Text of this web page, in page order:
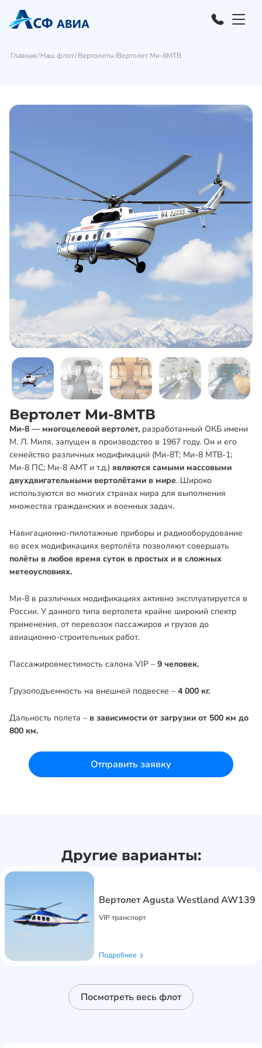
Главная Наш флот Вертолеты Вертолет Ми-8МТВ
Вертолет Ми-8МТВ
Ми-8 — многоцелевой вертолет, разработанный ОКБ имени
М. Л. Миля, запущен в производство в 1967 году. Он и его
семейство различных модификаций (Ми-8Т; Ми-8 МТВ-1;
Ми-8 ПС; Ми-8 АМТ и т.д.) являются самыми массовыми
двухдвигательными вертолётами в мире. Широко
используются во многих странах мира для выполнения
множества гражданских и военных задач.
Навигационно-пилотажные приборы и радиооборудование
во всех модификациях вертолёта позволяют совершать
полёты в любое время суток в простых и в сложных
метеоусловиях.
Ми-8 в различных модификациях активно эксплуатируется в
России. У данного типа вертолета крайне широкий спектр
применения, от перевозок пассажиров и грузов до
авиационно-строительных работ.
Пассажировместимость салона VIP – 9 человек.
Грузоподъемность на внешней подвеске – 4 000 кг.
Дальность полета – в зависимости от загрузки от 500 км до
800 км.
Отправить заявку
Другие варианты:
Вертолет Agusta Westland AW139
VIP транспорт
Подробнее
Посмотреть весь флот